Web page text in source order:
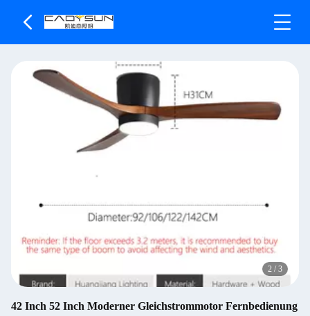
2 / 3
42 Inch 52 Inch Moderner Gleichstrommotor Fernbedienung